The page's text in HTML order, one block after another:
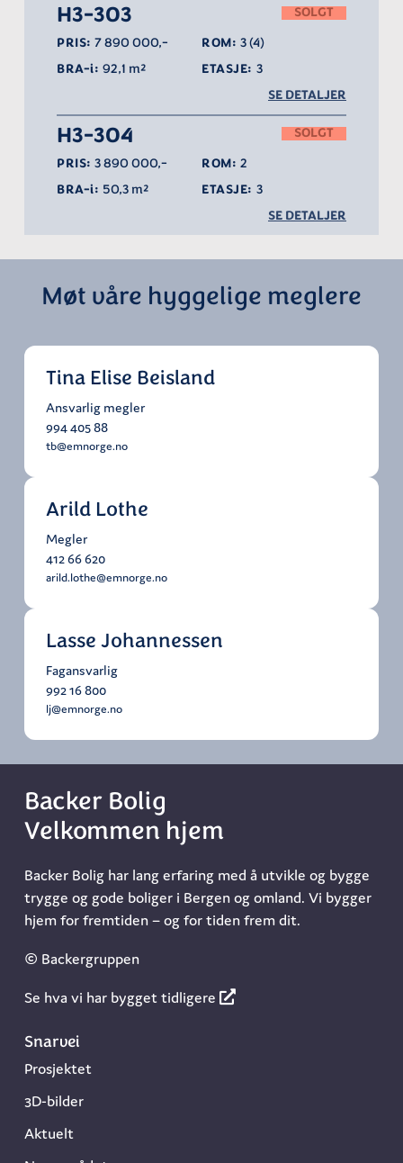
H3-303 SOLGT
PRIS:7 890 000,- ROM: 3 (4)
BRA-i:92,1 m² ETASJE: 3
SE DETALJER
H3-304 SOLGT
PRIS:3 890 000,- ROM: 2
BRA-i: 50,3 m² ETASJE: 3
SE DETALJER
Møt våre hyggelige meglere
Tina Elise Beisland
Ansvarlig megler
994 405 88
tb@emnorge.no
Arild Lothe
Megler
412 66 620
arild.lothe@emnorge.no
Lasse Johannessen
Fagansvarlig
992 16 800
lj@emnorge.no
Backer Bolig
Velkommen hjem
Backer Bolig har lang erfaring med å utvikle og bygge
trygge og gode boliger i Bergen og omland. Vi bygger
hjem for fremtiden – og for tiden frem dit.
© Backergruppen
Se hva vi har bygget tidligere
Snarvei
Prosjektet
3D-bilder
Aktuelt